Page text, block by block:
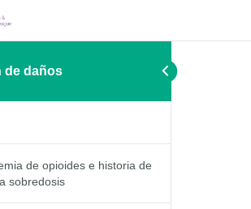
de daños
de opioides e historia de
sobredosis